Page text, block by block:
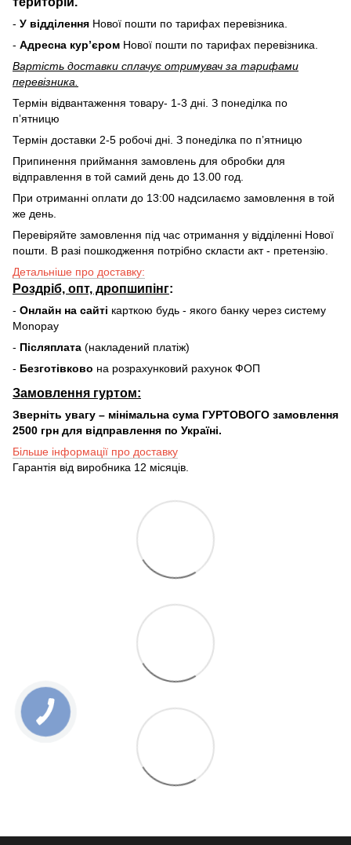
- У відділення Нової пошти по тарифах перевізника.
- Адресна курʼєром Нової пошти по тарифах перевізника.
Вартість доставки cплачує отримувач за тарифами
перевізника.
Термін відвантаження товару- 1-3 дні. З понеділка по
пʼятницю
Термін доставки 2-5 робочі дні. З понеділка по пʼятницю
Припинення приймання замовлень для обробки для
відправлення в той самий день до 13.00 год.
При отриманні оплати до 13:00 надсилаємо замовлення в той
же день.
Перевіряйте замовлення під час отримання у відділенні Нової
пошти. В разі пошкодження потрібно скласти акт - претензію.
Детальніше про доставку:
Роздріб, опт, дропшипінг:
- Онлайн на сайті карткою будь - якого банку через систему
Monopay
- Післяплата (накладений платіж)
- Безготівково на розрахунковий рахунок ФОП
Замовлення гуртом:
Зверніть увагу – мінімальна сума ГУРТОВОГО замовлення
2500 грн для відправлення по Україні.
Більше інформації про доставку
Гарантія від виробника 12 місяців.